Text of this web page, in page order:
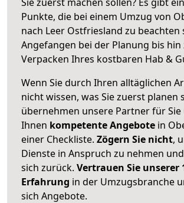
Punkte, die bei einem Umzug von
nach Leer Ostfriesland zu beachten
Angefangen bei der Planung bis hin
Verpacken Ihres kostbaren Hab &
Wenn Sie durch Ihren alltäglichen
nicht wissen, was Sie zuerst planen
übernehmen unsere Partner für Sie
Ihnen kompetente Angebote in
einer Checkliste. Zögern Sie nicht,
Dienste in Anspruch zu nehmen
sich zurück. Vertrauen Sie unserer
Erfahrung in der Umzugsbranche
sich Angebote.